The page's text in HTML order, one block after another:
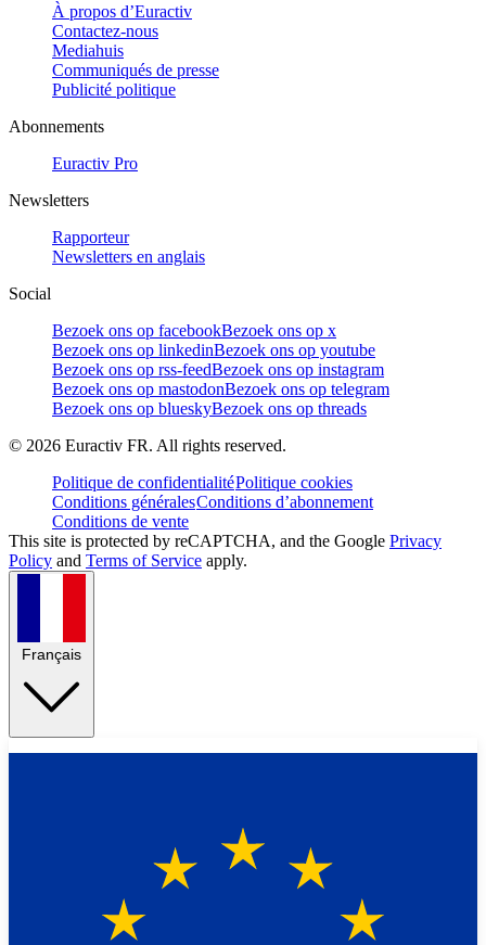
À propos d’Euractiv
Contactez-nous
Mediahuis
Communiqués de presse
Publicité politique
Abonnements
Euractiv Pro
Newsletters
Rapporteur
Newsletters en anglais
Social
Bezoek ons op facebookBezoek ons op x
Bezoek ons op linkedinBezoek ons op youtube
Bezoek ons op rss-feedBezoek ons op instagram
Bezoek ons op mastodonBezoek ons op telegram
Bezoek ons op blueskyBezoek ons op threads
© 2026 Euractiv FR. All rights reserved.
Politique de confidentialitéPolitique cookies
Conditions généralesConditions d’abonnement
Conditions de vente
This site is protected by reCAPTCHA, and the Google Privacy
Policy and Terms of Service apply.
Français